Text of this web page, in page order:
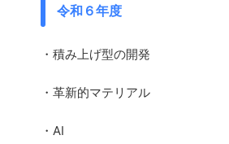
令和６年度
・積み上げ型の開発
・革新的マテリアル
・AI